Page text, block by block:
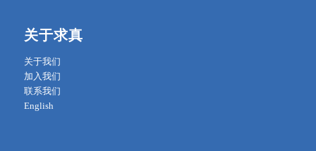
关于求真
关于我们
加入我们
联系我们
English